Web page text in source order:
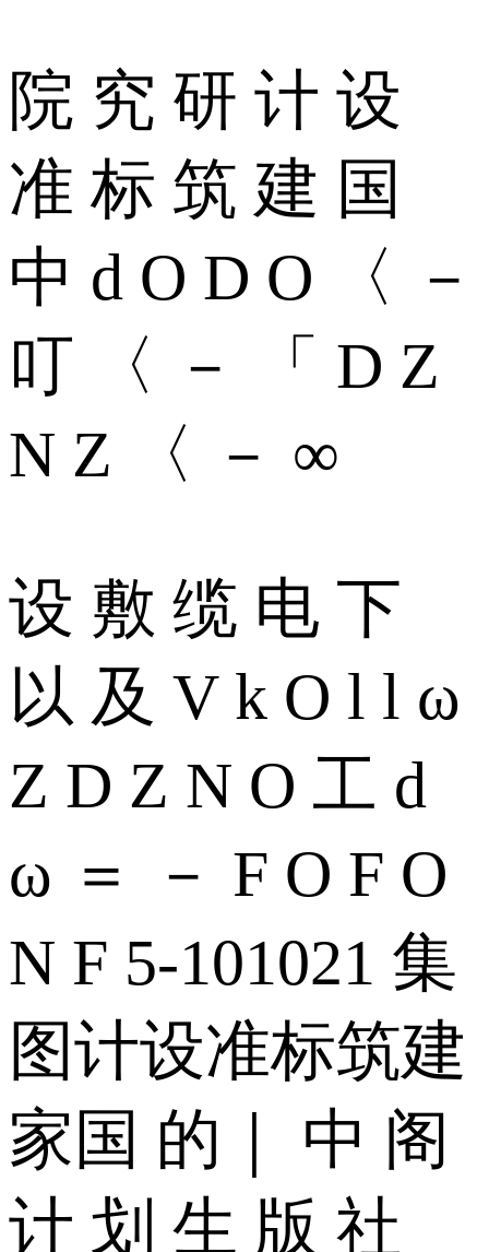
院 究 研 计 设
准 标 筑 建 国
中 d O D O 〈 －
叮 〈 － 「 D Z
N Z 〈 － ∞
设 敷 缆 电 下
以 及 V k O l l ω
Z D Z N O 工 d
ω ＝ － F O F O
N F 5-101021 集
图计设准标筑建
家国 的｜ 中 阁
计 划 生 版 社